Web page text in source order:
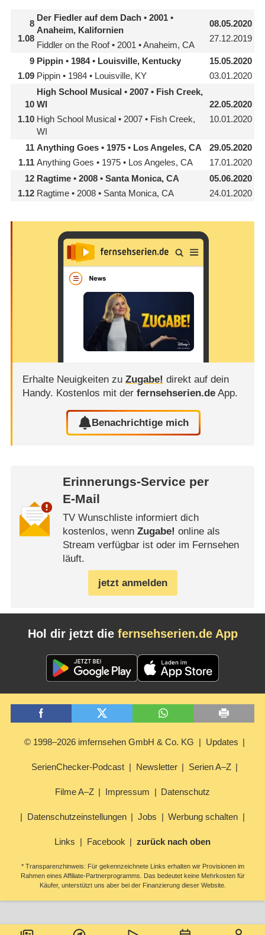
8
1.08
Der Fiedler auf dem Dach • 2001 •
Anaheim, Kalifornien
Fiddler on the Roof • 2001 • Anaheim, CA
08.05.2020
27.12.2019
9
1.09
Pippin • 1984 • Louisville, Kentucky
Pippin • 1984 • Louisville, KY
15.05.2020
03.01.2020
10
1.10
High School Musical • 2007 • Fish Creek,
WI
High School Musical • 2007 • Fish Creek,
WI
22.05.2020
10.01.2020
11
1.11
Anything Goes • 1975 • Los Angeles, CA
Anything Goes • 1975 • Los Angeles, CA
29.05.2020
17.01.2020
12
1.12
Ragtime • 2008 • Santa Monica, CA
Ragtime • 2008 • Santa Monica, CA
05.06.2020
24.01.2020
Erhalte Neuigkeiten zu Zugabe! direkt auf dein
Handy. Kostenlos mit der fernsehserien.deApp.
Benachrichtige mich
Erinnerungs-Service per
E-Mail
TV Wunschliste informiert dich
kostenlos, wenn Zugabe! online als
Stream verfügbar ist oder im Fernsehen
läuft.
jetzt anmelden
Hol dir jetzt die fernsehserien.de App
© 1998–2026 imfernsehen GmbH & Co. KG Updates
SerienChecker-Podcast Newsletter Serien A–Z
Filme A–Z Impressum Datenschutz
Datenschutzeinstellungen Jobs Werbung schalten
Links Facebook zurück nach oben
* Transparenzhinweis: Für gekennzeichnete Links erhalten wir Provisionen im
Rahmen eines Affiliate-Partnerprogramms. Das bedeutet keine Mehrkosten für
Käufer, unterstützt uns aber bei der Finanzierung dieser Website.